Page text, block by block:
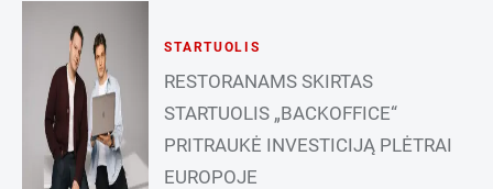
STARTUOLIS
RESTORANAMS SKIRTAS
STARTUOLIS „BACKOFFICE“
PRITRAUKĖ INVESTICIJĄ PLĖTRAI
EUROPOJE